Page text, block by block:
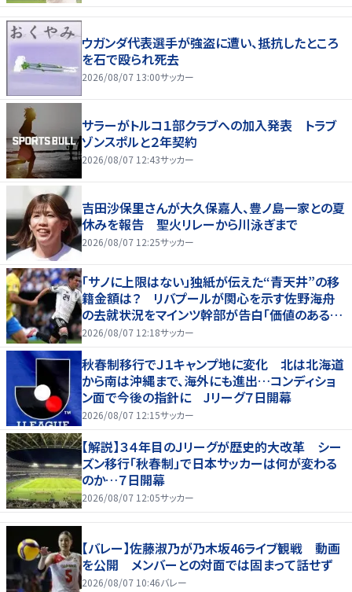
ウガンダ代表選手が強盗に遭い、抵抗したところ
を石で殴られ死去
2026/08/07 13:00サッカー
サラーがトルコ１部クラブへの加入発表 トラブ
ゾンスポルと２年契約
2026/08/07 12:43サッカー
吉田沙保里さんが大久保嘉人、豊ノ島一家との夏
休みを報告 聖火リレーから川泳ぎまで
2026/08/07 12:25サッカー
「サノに上限はない」独紙が伝えた“青天井”の移
籍金額は？ リバプールが関心を示す佐野海舟
の去就状況をマインツ幹部が告白「価値のあるも
のになる」
2026/08/07 12:18サッカー
秋春制移行でＪ１キャンプ地に変化 北は北海道
から南は沖縄まで、海外にも進出…コンディショ
ン面で今後の指針に Jリーグ７日開幕
2026/08/07 12:15サッカー
【解説】３４年目のＪリーグが歴史的大改革 シー
ズン移行「秋春制」で日本サッカーは何が変わる
のか…７日開幕
2026/08/07 12:05サッカー
【バレー】佐藤淑乃が乃木坂46ライブ観戦 動画
を公開 メンバーとの対面では固まって話せず
2026/08/07 10:46バレー